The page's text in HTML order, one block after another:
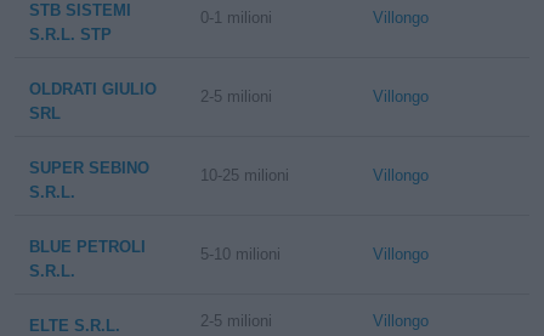
STB SISTEMI
S.R.L. STP
0-1 milioni Villongo
OLDRATI GIULIO
SRL
2-5 milioni Villongo
SUPER SEBINO
S.R.L.
10-25 milioni Villongo
BLUE PETROLI
S.R.L.
5-10 milioni Villongo
ELTE S.R.L. 2-5 milioni Villongo